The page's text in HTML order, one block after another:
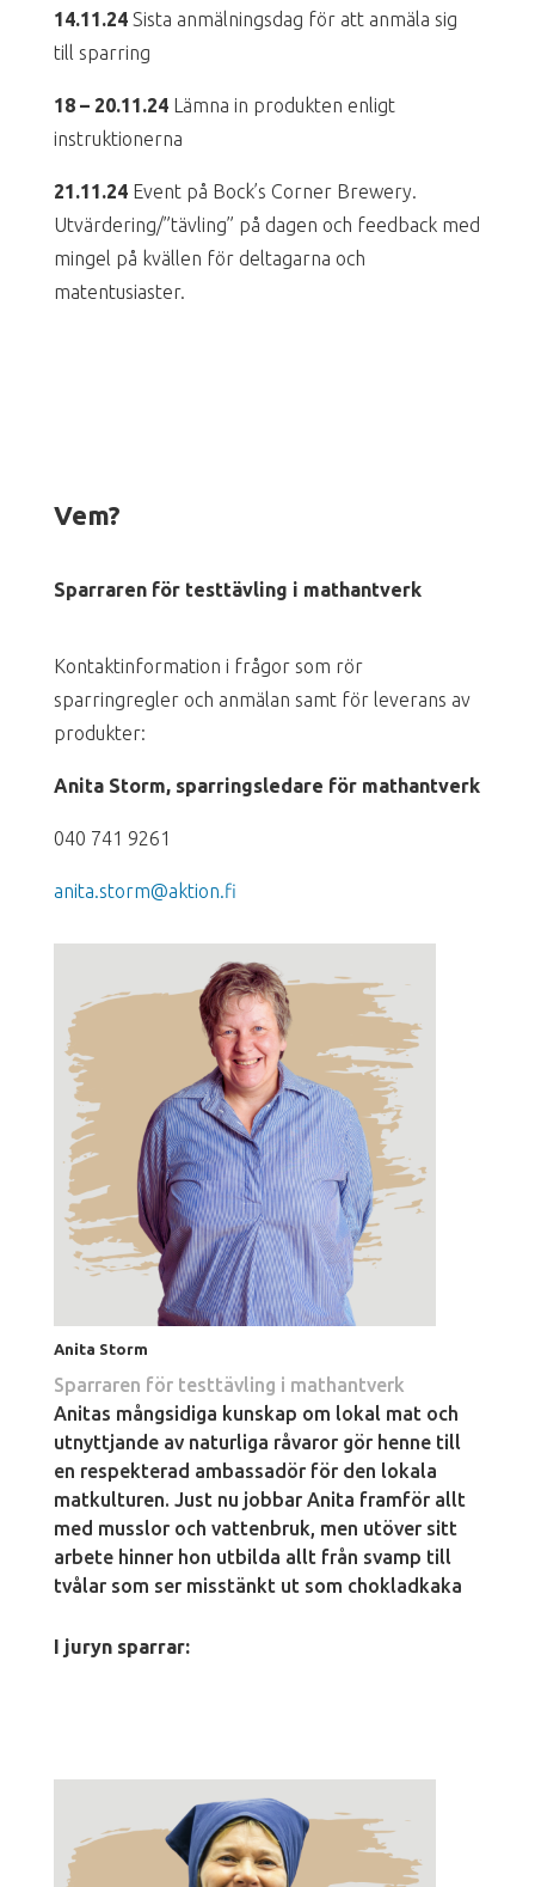
14.11.24 Sista anmälningsdag för att anmäla sig
till sparring
18 – 20.11.24 Lämna in produkten enligt
instruktionerna
21.11.24 Event på Bock’s Corner Brewery.
Utvärdering/”tävling” på dagen och feedback med
mingel på kvällen för deltagarna och
matentusiaster.
Vem?
Sparraren för testtävling i mathantverk
Kontaktinformation i frågor som rör
sparringregler och anmälan samt för leverans av
produkter:
Anita Storm, sparringsledare för mathantverk
040 741 9261
anita.storm@aktion.fi
Anita Storm
Sparraren för testtävling i mathantverk
Anitas mångsidiga kunskap om lokal mat och
utnyttjande av naturliga råvaror gör henne till
en respekterad ambassadör för den lokala
matkulturen. Just nu jobbar Anita framför allt
med musslor och vattenbruk, men utöver sitt
arbete hinner hon utbilda allt från svamp till
tvålar som ser misstänkt ut som chokladkaka
I juryn sparrar: